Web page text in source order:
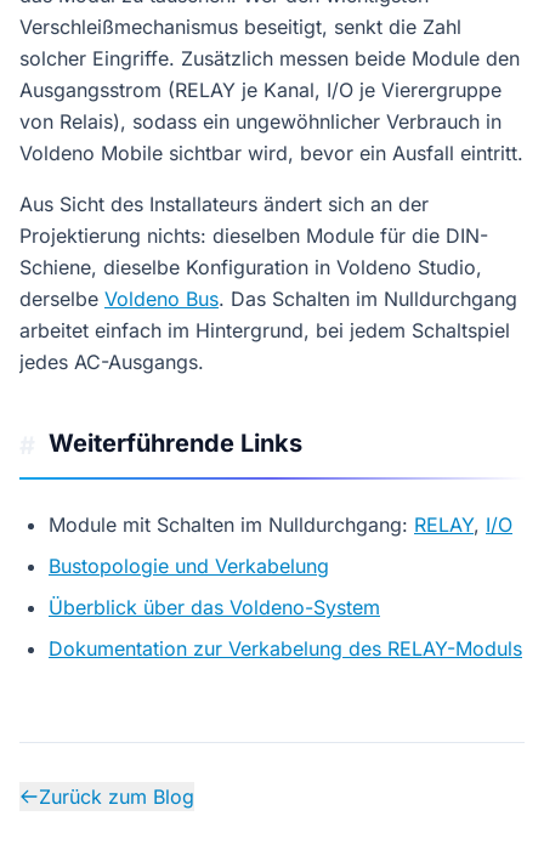
Verschleißmechanismus beseitigt, senkt die Zahl
solcher Eingriffe. Zusätzlich messen beide Module den
Ausgangsstrom (RELAY je Kanal, I/O je Vierergruppe
von Relais), sodass ein ungewöhnlicher Verbrauch in
Voldeno Mobile sichtbar wird, bevor ein Ausfall eintritt.
Aus Sicht des Installateurs ändert sich an der
Projektierung nichts: dieselben Module für die DIN-
Schiene, dieselbe Konfiguration in Voldeno Studio,
derselbe Voldeno Bus. Das Schalten im Nulldurchgang
arbeitet einfach im Hintergrund, bei jedem Schaltspiel
jedes AC-Ausgangs.
Weiterführende Links
Module mit Schalten im Nulldurchgang: RELAY, I/O
Bustopologie und Verkabelung
Überblick über das Voldeno-System
Dokumentation zur Verkabelung des RELAY-Moduls
Zurück zum Blog